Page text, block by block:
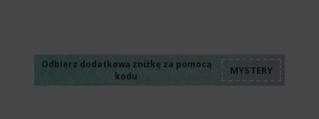
Odbierz dodatkową zniżkę za pomocą
kodu